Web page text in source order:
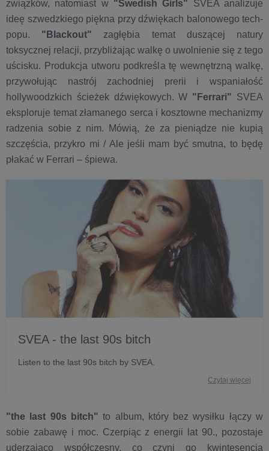
związków, natomiast w"Swedish Girls" SVEA analizuje
ideę szwedzkiego piękna przy dźwiękach balonowego tech-
popu. "Blackout" zagłębia temat duszącej natury
toksycznej relacji, przybliżając walkę o uwolnienie się z tego
uścisku. Produkcja utworu podkreśla tę wewnętrzną walkę,
przywołując nastrój zachodniej prerii i wspaniałość
hollywoodzkich ścieżek dźwiękowych. W "Ferrari" SVEA
eksploruje temat złamanego serca i kosztowne mechanizmy
radzenia sobie z nim. Mówią, że za pieniądze nie kupią
szczęścia, przykro mi / Ale jeśli mam być smutna, to będę
płakać w Ferrari – śpiewa.
SVEA - the last 90s bitch
Listen to the last 90s bitch by SVEA.
Czytaj więcej
"the last 90s bitch" to album, który bez wysiłku łączy w
sobie zabawę i moc. Czerpiąc z energii lat 90., pozostaje
uderzająco współczesny, co czyni go kwintesencją